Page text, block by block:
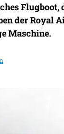
Flugboot,
der Royal
Maschine.